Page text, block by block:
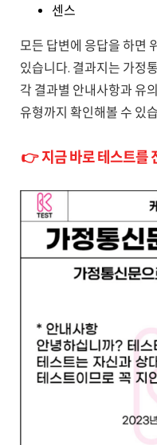
센스
모든 답변에 응답을 하면
있습니다. 결과지는 가정
각 결과별 안내사항과 유
유형까지 확인해볼 수 있
👉 지금 바로 테스트를